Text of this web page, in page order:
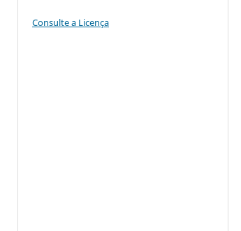
Consulte a Licença